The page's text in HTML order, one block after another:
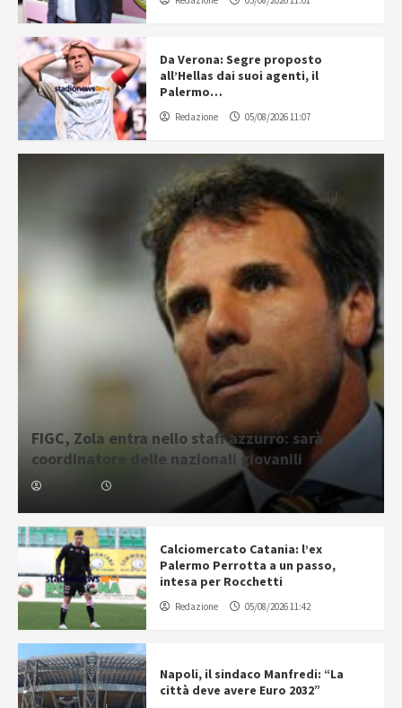
Da Verona: Segre proposto
all’Hellas dai suoi agenti, il
Palermo…
Redazione 05/08/2026 11:07
FIGC, Zola entra nello staff azzurro: sarà
coordinatore delle nazionali giovanili
Calciomercato Catania: l’ex
Palermo Perrotta a un passo,
intesa per Rocchetti
Redazione 05/08/2026 11:42
Napoli, il sindaco Manfredi: “La
città deve avere Euro 2032”